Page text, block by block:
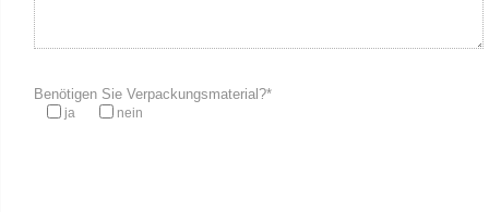
Benötigen Sie Verpackungsmaterial?*
ja nein